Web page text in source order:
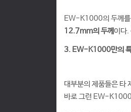
EW-K1000의 두께를
12.7mm의 두께 이다.
3. EW-K1000만의
대부분의 제품들은 타
바로 그런 EW-